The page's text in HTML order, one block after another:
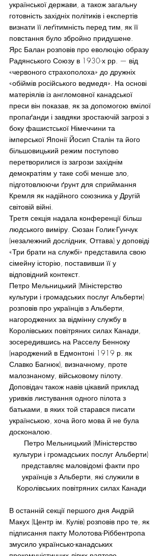
української держави, а також загальну
готовність західніх політиків і експертів
визнати її леґітимність перед тим, як її
повстання було збройно придушене.
Ярс Балан розповів про еволюцію образу
Радянського Союзу в 1930-х рр. — від
«червоного страхополоха» до дружніх
«обіймів російського ведмедя». На основі
матеріялів із англомовної канадської
преси він показав, як за допомогою вмілої
пропаґанди і завдяки зростаючій загрозі з
боку фашистської Німеччини та
імперської Японії Йосип Сталін та його
більшовицький режим поступово
перетворилися із загрози західнім
демократіям у таке собі менше зло,
підготовлюючи ґрунт для сприймання
Кремля як надійного союзника у Другій
світовій війні.
Третя секція надала конференції більш
людського виміру. Сюзан Голик-Гунчук
(незалежний дослідник, Оттава) у доповіді
«Три брати на службі» представила свою
сімейну історію, поставивши її у
відповідний контекст.
Петро Мельницький (Міністерство
культури і громадських послуг Альберти)
розповів про українців з Альберти,
нагороджених за відмінну службу в
Королівських повітряних силах Канади,
зосередившись на Расселу Бенноку
(народжений в Едмонтоні 1919 р. як
Славко Багнюк), визначному, проте
малознаному, військовому пілоту.
Доповідач також навів цікавий приклад
уривків листування одного пілота з
батьками, в яких той старався писати
українською, хоча його мова й не була
досконалою.
Петро Мельницький (Міністерство
культури і громадських послуг Альберти)
представляє маловідомі факти про
українців з Альберти, які служили в
Королівських повітряних силах Канади
В останній секції першого дня Андрій
Макух (Центр ім. Кулів) розповів про те, як
підписання пакту Молотова-Ріббентропа
змусило українсько-канадських